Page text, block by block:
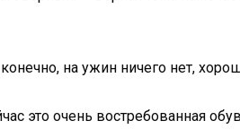
на ужин ничего нет,
это очень востребованная